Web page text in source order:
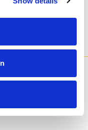
diverse varianti e